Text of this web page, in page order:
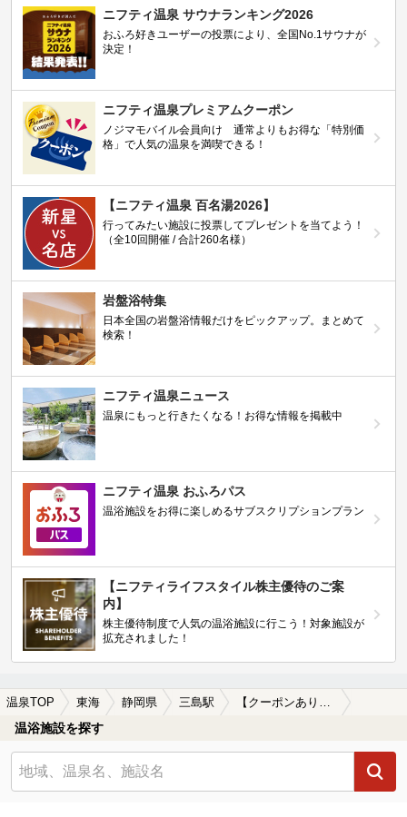
ニフティ温泉 サウナランキング2026
おふろ好きユーザーの投票により、全国No.1サウナが
決定！
ニフティ温泉プレミアムクーポン
ノジマモバイル会員向け 通常よりもお得な「特別価
格」で人気の温泉を満喫できる！
【ニフティ温泉 百名湯2026】
行ってみたい施設に投票してプレゼントを当てよう！
（全10回開催 / 合計260名様）
岩盤浴特集
日本全国の岩盤浴情報だけをピックアップ。まとめて
検索！
ニフティ温泉ニュース
温泉にもっと行きたくなる！お得な情報を掲載中
ニフティ温泉 おふろパス
温浴施設をお得に楽しめるサブスクリプションプラン
【ニフティライフスタイル株主優待のご案
内】
株主優待制度で人気の温浴施設に行こう！対象施設が
拡充されました！
温泉TOP 東海 静岡県 三島駅 【クーポンあり】一人旅におすすめの三島駅近くの温泉、日帰り温泉、スーパー銭湯おすすめ
温浴施設を探す